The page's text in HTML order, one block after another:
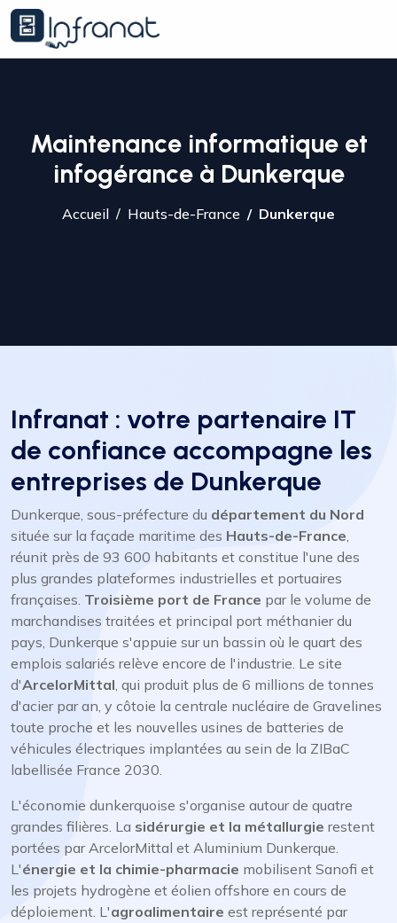
Maintenance informatique et
infogérance à Dunkerque
Accueil Hauts-de-France Dunkerque
Infranat : votre partenaire IT
de confiance accompagne les
entreprises de Dunkerque
Dunkerque, sous-préfecture du département du Nord
située sur la façade maritime des Hauts-de-France,
réunit près de 93 600 habitants et constitue l'une des
plus grandes plateformes industrielles et portuaires
françaises. Troisième port de France par le volume de
marchandises traitées et principal port méthanier du
pays, Dunkerque s'appuie sur un bassin où le quart des
emplois salariés relève encore de l'industrie. Le site
d'ArcelorMittal, qui produit plus de 6 millions de tonnes
d'acier par an, y côtoie la centrale nucléaire de Gravelines
toute proche et les nouvelles usines de batteries de
véhicules électriques implantées au sein de la ZIBaC
labellisée France 2030.
L'économie dunkerquoise s'organise autour de quatre
grandes filières. La sidérurgie et la métallurgie restent
portées par ArcelorMittal et Aluminium Dunkerque.
L'énergie et la chimie-pharmacie mobilisent Sanofi et
les projets hydrogène et éolien offshore en cours de
déploiement. L'agroalimentaire est représenté par